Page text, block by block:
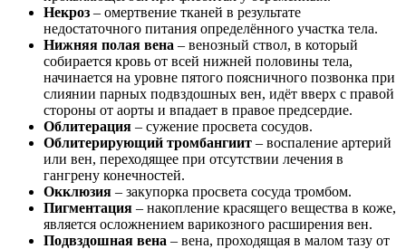
Некроз – омертвение тканей в результате
недостаточного питания определённого участка тела.
Нижняя полая вена – венозный ствол, в который
собирается кровь от всей нижней половины тела,
начинается на уровне пятого поясничного позвонка при
слиянии парных подвздошных вен, идёт вверх с правой
стороны от аорты и впадает в правое предсердие.
Облитерация – сужение просвета сосудов.
Облитерирующий тромбангиит – воспаление артерий
или вен, переходящее при отсутствии лечения в
гангрену конечностей.
Окклюзия – закупорка просвета сосуда тромбом.
Пигментация – накопление красящего вещества в коже,
является осложнением варикозного расширения вен.
Подвздошная вена – вена, проходящая в малом тазу от